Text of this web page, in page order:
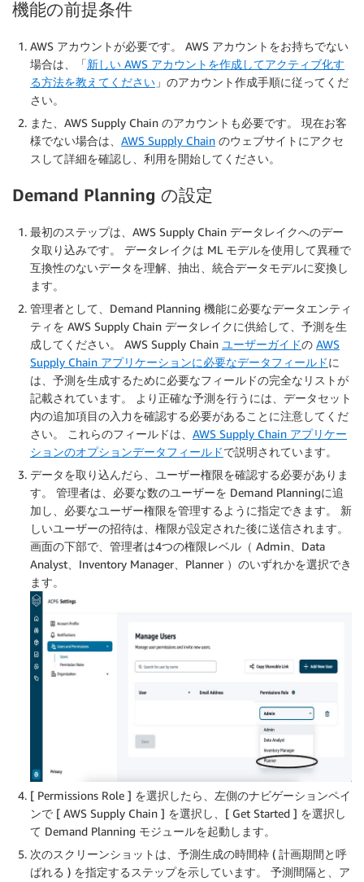
機能の前提条件
AWS アカウントが必要です。 AWS アカウントをお持ちでない
場合は、「新しい AWS アカウントを作成してアクティブ化す
る方法を教えてください 」のアカウント作成手順に従ってくだ
さい。
また、AWS Supply Chain のアカウントも必要です。 現在お客
様でない場合は、 AWS Supply Chain のウェブサイトにアクセ
スして詳細を確認し、利用を開始してください。
Demand Planning の設定
最初のステップは、AWS Supply Chain データレイクへのデー
タ取り込みです。 データレイクは ML モデルを使用して異種で
互換性のないデータを理解、抽出、統合データモデルに変換し
ます。
管理者として、Demand Planning 機能に必要なデータエンティ
ティを AWS Supply Chain データレイクに供給して、予測を生
成してください。 AWS Supply Chain ユーザーガイドの AWS
Supply Chain アプリケーションに必要なデータフィールドに
は、予測を生成するために必要なフィールドの完全なリストが
記載されています。 より正確な予測を行うには、データセット
内の追加項目の入力を確認する必要があることに注意してくだ
さい。 これらのフィールドは、 AWS Supply Chain アプリケー
ションのオプションデータフィールドで説明されています。
データを取り込んだら、ユーザー権限を確認する必要がありま
す。 管理者は、必要な数のユーザーを Demand Planningに追
加し、必要なユーザー権限を管理するように指定できます。 新
しいユーザーの招待は、権限が設定された後に送信されます。
画面の下部で、管理者は4つの権限レベル（ Admin、Data
Analyst、Inventory Manager、Planner ）のいずれかを選択でき
ます。
[ Permissions Role ] を選択したら、左側のナビゲーションペイ
ンで [ AWS Supply Chain ] を選択し、[ Get Started ] を選択し
て Demand Planning モジュールを起動します。
次のスクリーンショットは、予測生成の時間枠 ( 計画期間と呼
ばれる ) を指定するステップを示しています。 予測間隔と、ア